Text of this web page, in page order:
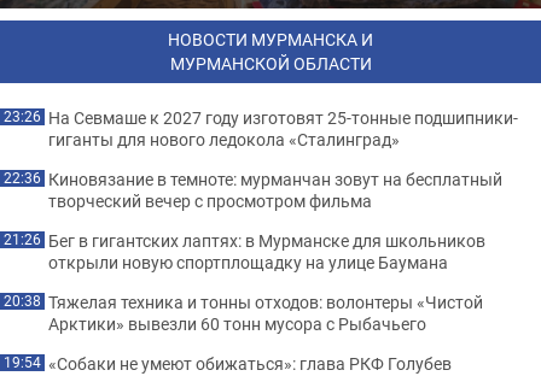
НОВОСТИ МУРМАНСКА И
МУРМАНСКОЙ ОБЛАСТИ
23:26 На Севмаше к 2027 году изготовят 25-тонные подшипники-
гиганты для нового ледокола «Сталинград»
22:36 Киновязание в темноте: мурманчан зовут на бесплатный
творческий вечер с просмотром фильма
21:26 Бег в гигантских лаптях: в Мурманске для школьников
открыли новую спортплощадку на улице Баумана
20:38 Тяжелая техника и тонны отходов: волонтеры «Чистой
Арктики» вывезли 60 тонн мусора с Рыбачьего
19:54 «Собаки не умеют обижаться»: глава РКФ Голубев